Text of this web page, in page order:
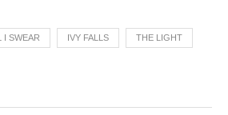
I SWEAR IVY FALLS THE LIGHT